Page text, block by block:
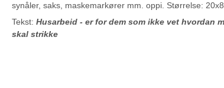
synåler, saks, maskemarkører mm. oppi. Størrelse:
Tekst:Husarbeid - er for dem som ikke vet hvordan
skal strikke